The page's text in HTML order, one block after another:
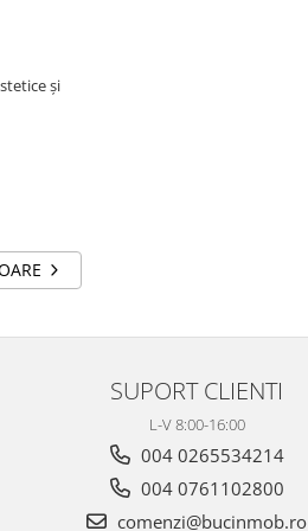
și
SUPORT CLIENTI
L-V 8:00-16:00
004 0265534214
004 0761102800
comenzi@bucinmob.ro